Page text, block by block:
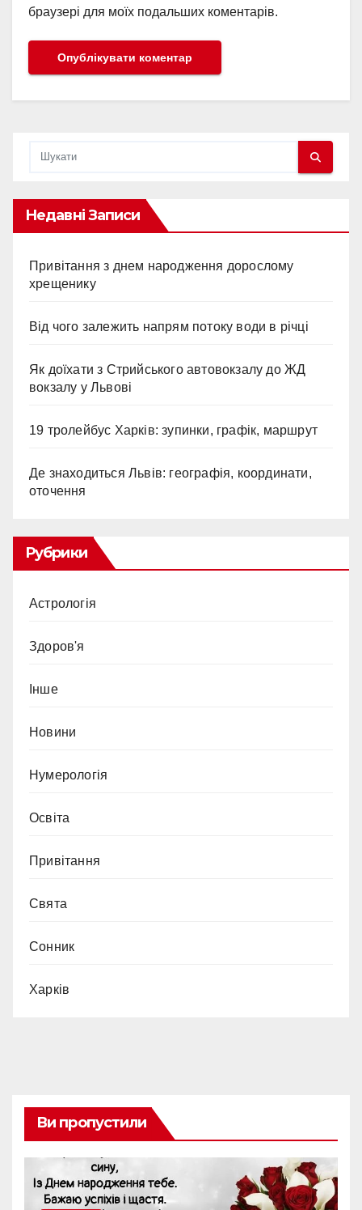
браузері для моїх подальших коментарів.
Недавні Записи
Привітання з днем народження дорослому
хрещенику
Від чого залежить напрям потоку води в річці
Як доїхати з Стрийського автовокзалу до ЖД
вокзалу у Львові
19 тролейбус Харків: зупинки, графік, маршрут
Де знаходиться Львів: географія, координати,
оточення
Рубрики
Астрологія
Здоров'я
Інше
Новини
Нумерологія
Освіта
Привітання
Свята
Сонник
Харків
Ви пропустили